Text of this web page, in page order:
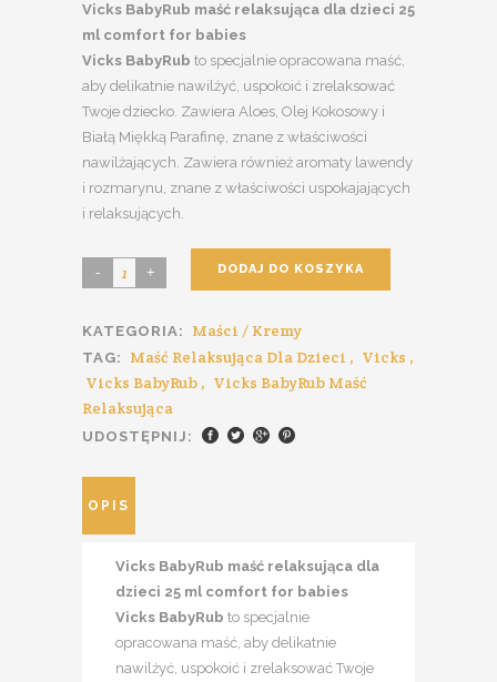
Vicks BabyRub maść relaksująca dla dzieci 25
ml comfort for babies
Vicks BabyRub to specjalnie opracowana maść,
aby delikatnie nawilżyć, uspokoić i zrelaksować
Twoje dziecko. Zawiera Aloes, Olej Kokosowy i
Białą Miękką Parafinę, znane z właściwości
nawilżających. Zawiera również aromaty lawendy
i rozmarynu, znane z właściwości uspokajających
i relaksujących.
Vicks
maść
relaksująca
DODAJ DO KOSZYKA
KATEGORIA: Maści / Kremy
TAG: Maść Relaksująca Dla Dzieci , Vicks ,
Vicks BabyRub , Vicks BabyRub Maść
Relaksująca
UDOSTĘPNIJ:
OPIS
Vicks BabyRub maść relaksująca dla
dzieci 25 ml comfort for babies
Vicks BabyRub to specjalnie
opracowana maść, aby delikatnie
nawilżyć, uspokoić i zrelaksować Twoje